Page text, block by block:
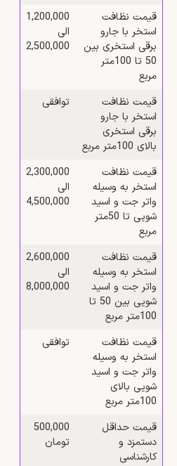
قیمت نظافت
استخر با جارو
برقی استخری بین
50 تا 100متر
مربع
1,200,000
الی
2,500,000
قیمت نظافت
استخر با جارو
برقی استخری
بالای 100متر مربع
توافقی
قیمت نظافت
استخر به وسیله
واتر جت و اسید
شویی تا 50متر
مربع
2,300,000
الی
4,500,000
قیمت نظافت
استخر به وسیله
واتر جت و اسید
شویی بین 50 تا
100متر مربع
2,600,000
الی
8,000,000
قیمت نظافت
استخر به وسیله
واتر جت و اسید
شویی بالای
100متر مربع
توافقی
قیمت حداقل
دستمزد و
کارشناسی
500,000
تومان